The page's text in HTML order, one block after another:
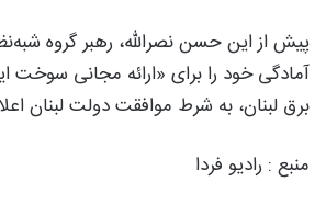
پیش از این حسن نصرالله، رهبر گروه
آمادگی خود را برای «ارائه مجانی سوخت
برق لبنان، به شرط موافقت دولت لبنان
منبع : رادیو فردا